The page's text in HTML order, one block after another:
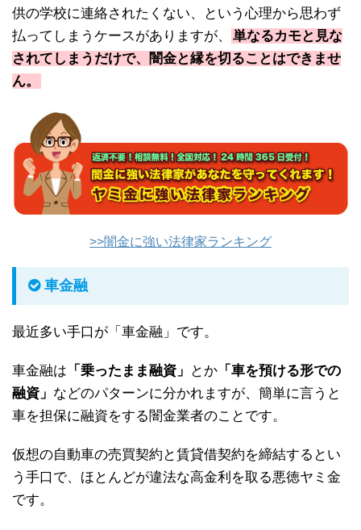
供の学校に連絡されたくない、という心理から思わず
払ってしまうケースがありますが、
単なるカモと見な
されてしまうだけで、闇金と縁を切ることはできませ
ん。
>>闇金に強い法律家ランキング
車金融
最近多い手口が「車金融」です。
車金融は 「乗ったまま融資」 とか 「車を預ける形での
融資」 などのパターンに分かれますが、簡単に言うと
車を担保に融資をする闇金業者のことです。
仮想の自動車の売買契約と賃貸借契約を締結するとい
う手口で、ほとんどが違法な高金利を取る悪徳ヤミ金
です。